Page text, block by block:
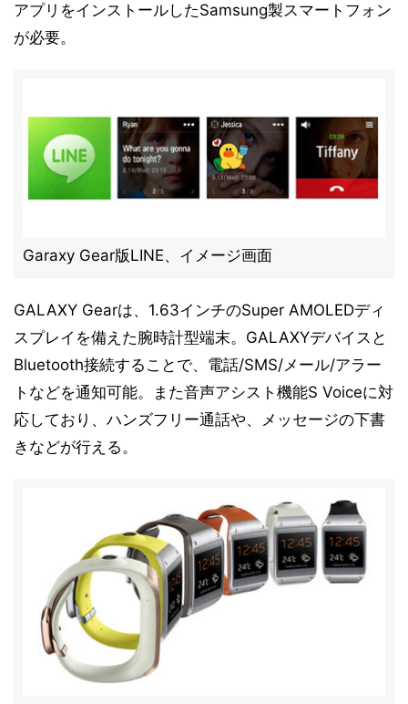
アプリをインストールしたSamsung製スマートフォン
が必要。
Garaxy Gear版LINE、イメージ画面
GALAXY Gearは、1.63インチのSuper AMOLEDディ
スプレイを備えた腕時計型端末。GALAXYデバイスと
Bluetooth接続することで、電話/SMS/メール/アラー
トなどを通知可能。また音声アシスト機能S Voiceに対
応しており、ハンズフリー通話や、メッセージの下書
きなどが行える。